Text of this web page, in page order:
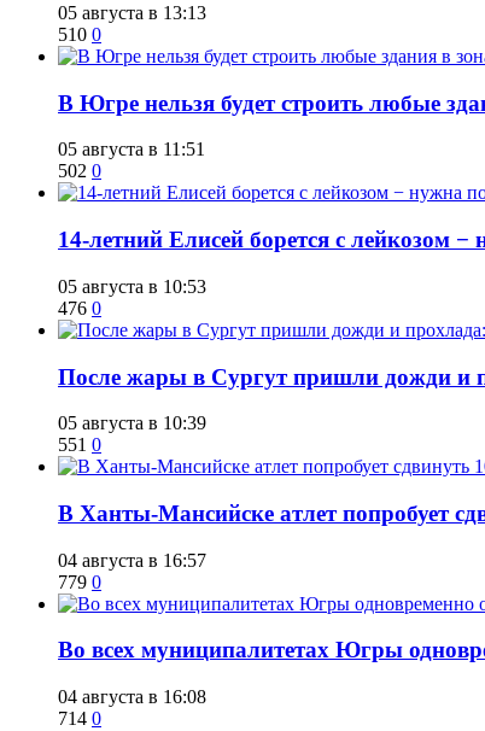
05 августа в 13:13
510 0
В Югре нельзя будет строить любые
05 августа в 11:51
502 0
14-летний Елисей борется с лейкозом
05 августа в 10:53
476 0
​После жары в Сургут пришли дожди и
05 августа в 10:39
551 0
​В Ханты-Мансийске атлет попробует
04 августа в 16:57
779 0
Во всех муниципалитетах Югры
04 августа в 16:08
714 0